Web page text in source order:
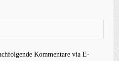
Kommentare via E-